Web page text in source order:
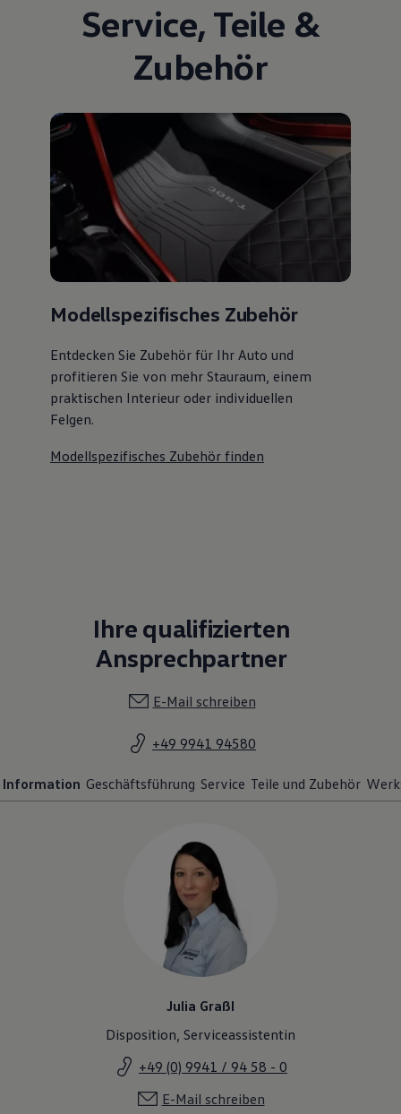
Service, Teile &
Zubehör
Modellspezifisches Zubehör
Entdecken Sie Zubehör für Ihr Auto und
profitieren Sie von mehr Stauraum, einem
praktischen Interieur oder individuellen
Felgen.
Modellspezifisches Zubehör finden
Ihre qualifizierten
Ansprechpartner
E-Mail schreiben
+49 9941 94580
Information Geschäftsführung Service Teile und Zubehör
Julia Graßl
Disposition, Serviceassistentin
+49 (0) 9941 / 94 58 - 0
E-Mail schreiben